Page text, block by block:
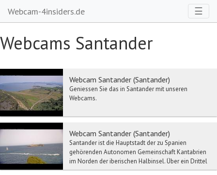
Webcam-4insiders.de ☰
Webcams Santander
Webcam Santander (Santander)
Geniessen Sie das in Santander mit unseren
Webcams.
Webcam Santander (Santander)
Santander ist die Hauptstadt der zu Spanien
gehörenden Autonomen Gemeinschaft Kantabrien
im Norden der iberischen Halbinsel. Über ein Drittel
der K...